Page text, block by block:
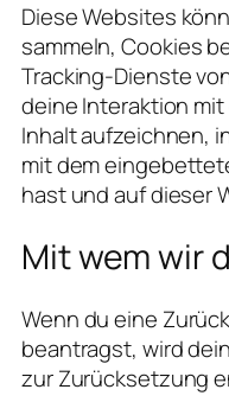
Diese Websites
sammeln, Cookies
Tracking-Dienste
deine Interaktion
Inhalt aufzeichnen,
mit dem
hast und auf dieser
Mit wem wir
Wenn du eine
beantragst, wird
zur Zurücksetzung